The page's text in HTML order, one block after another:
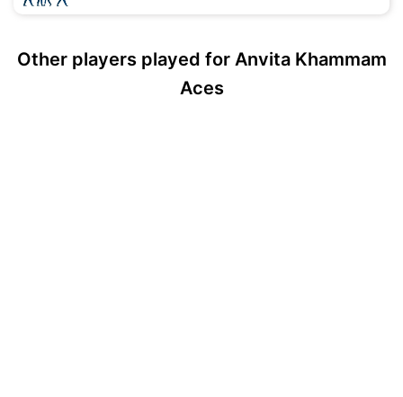
Other players played for Anvita Khammam
Aces